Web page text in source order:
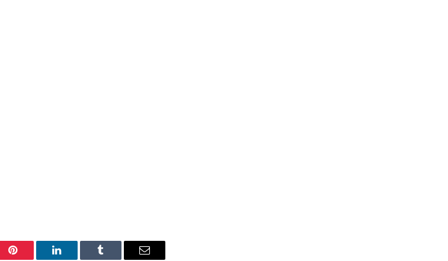
Pinterest LinkedIn Tumblr Email